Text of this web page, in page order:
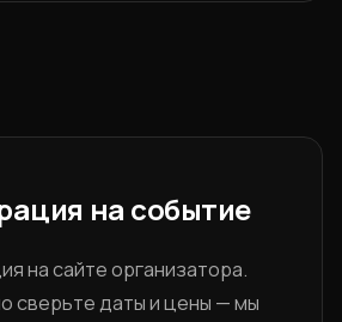
на событие
на сайте организатора.
сверьте даты и цены — мы